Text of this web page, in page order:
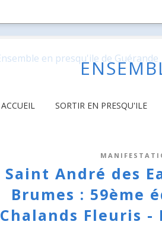
ACCUEIL SORTIR EN PRESQU'ILE
Saint André des
Brumes : 59ème
Chalands Fleuris -